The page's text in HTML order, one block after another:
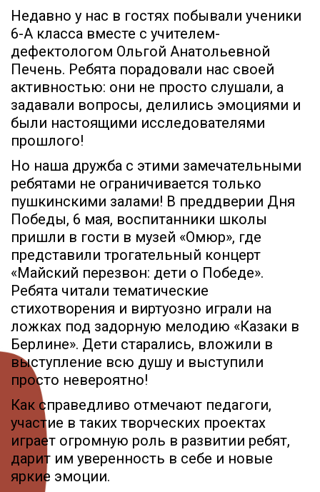
Недавно у нас в гостях побывали ученики
6-А класса вместе с учителем-
дефектологом Ольгой Анатольевной
Печень. Ребята порадовали нас своей
активностью: они не просто слушали, а
задавали вопросы, делились эмоциями и
были настоящими исследователями
прошлого!
Но наша дружба с этими замечательными
ребятами не ограничивается только
пушкинскими залами! В преддверии Дня
Победы, 6 мая, воспитанники школы
пришли в гости в музей «Омюр», где
представили трогательный концерт
«Майский перезвон: дети о Победе».
Ребята читали тематические
стихотворения и виртуозно играли на
ложках под задорную мелодию «Казаки в
Берлине». Дети старались, вложили в
выступление всю душу и выступили
просто невероятно!
Как справедливо отмечают педагоги,
участие в таких творческих проектах
играет огромную роль в развитии ребят,
дарит им уверенность в себе и новые
яркие эмоции.